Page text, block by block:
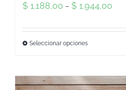
$ 1.188,00 – $ 1.944,00
Seleccionar opciones